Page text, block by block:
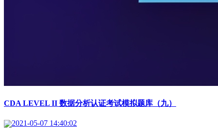
CDA LEVEL II 数据分析认证考试模拟题库（九）
2021-05-07 14:40:02